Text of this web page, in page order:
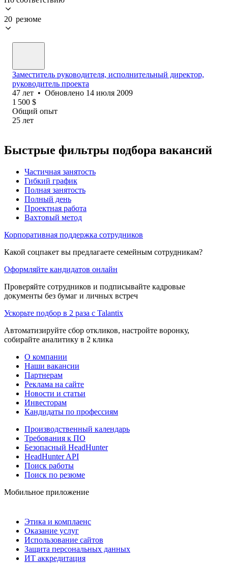
20 резюме
Заместитель руководителя, исполнительный директор,
руководитель проекта
47 лет • Обновлено 14 июля 2009
1 500 $
Общий опыт
25 лет
Быстрые фильтры подбора вакансий
Частичная занятость
Гибкий график
Полная занятость
Полный день
Проектная работа
Вахтовый метод
Корпоративная поддержка сотрудников
Какой соцпакет вы предлагаете семейным сотрудникам?
Оформляйте кандидатов онлайн
Проверяйте сотрудников и подписывайте кадровые
документы без бумаг и личных встреч
Ускорьте подбор в 2 раза с Talantix
Автоматизируйте сбор откликов, настройте воронку,
собирайте аналитику в 2 клика
О компании
Наши вакансии
Партнерам
Реклама на сайте
Новости и статьи
Инвесторам
Кандидаты по профессиям
Производственный календарь
Требования к ПО
Безопасный HeadHunter
HeadHunter API
Поиск работы
Поиск по резюме
Мобильное приложение
Этика и комплаенс
Оказание услуг
Использование сайтов
Защита персональных данных
ИТ аккредитация